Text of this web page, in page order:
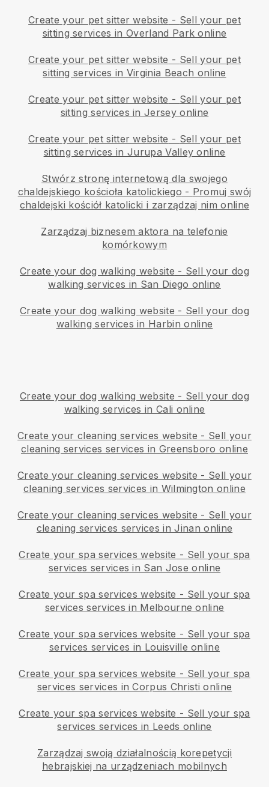
Create your pet sitter website - Sell your pet
sitting services in Overland Park online
Create your pet sitter website - Sell your pet
sitting services in Virginia Beach online
Create your pet sitter website - Sell your pet
sitting services in Jersey online
Create your pet sitter website - Sell your pet
sitting services in Jurupa Valley online
Stwórz stronę internetową dla swojego
chaldejskiego kościoła katolickiego - Promuj swój
chaldejski kościół katolicki i zarządzaj nim online
Zarządzaj biznesem aktora na telefonie
komórkowym
Create your dog walking website - Sell your dog
walking services in San Diego online
Create your dog walking website - Sell your dog
walking services in Harbin online
Create your dog walking website - Sell your dog
walking services in Cali online
Create your cleaning services website - Sell your
cleaning services services in Greensboro online
Create your cleaning services website - Sell your
cleaning services services in Wilmington online
Create your cleaning services website - Sell your
cleaning services services in Jinan online
Create your spa services website - Sell your spa
services services in San Jose online
Create your spa services website - Sell your spa
services services in Melbourne online
Create your spa services website - Sell your spa
services services in Louisville online
Create your spa services website - Sell your spa
services services in Corpus Christi online
Create your spa services website - Sell your spa
services services in Leeds online
Zarządzaj swoją działalnością korepetycji
hebrajskiej na urządzeniach mobilnych